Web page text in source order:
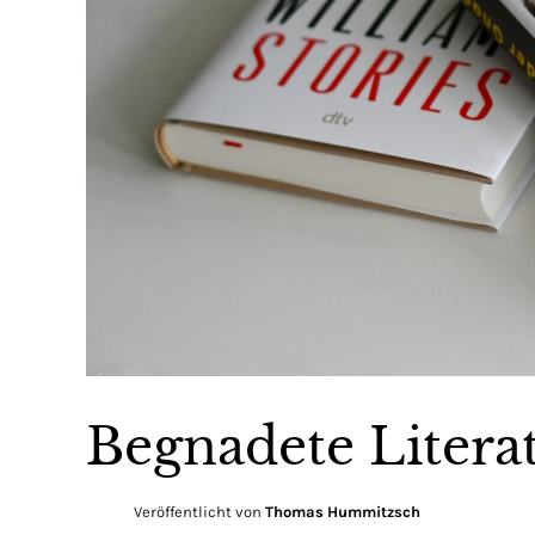
Begnadete
Veröffentlicht von Thomas Hummitzsch